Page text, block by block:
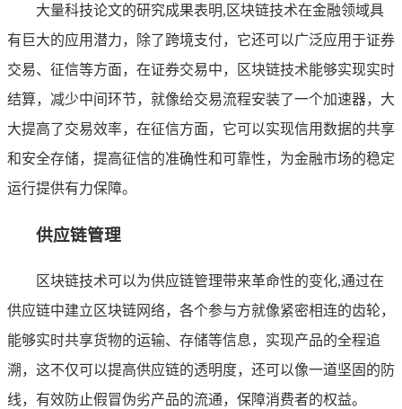
大量科技论文的研究成果表明,区块链技术在金融领域具
有巨大的应用潜力，除了跨境支付，它还可以广泛应用于证券
交易、征信等方面，在证券交易中，区块链技术能够实现实时
结算，减少中间环节，就像给交易流程安装了一个加速器，大
大提高了交易效率，在征信方面，它可以实现信用数据的共享
和安全存储，提高征信的准确性和可靠性，为金融市场的稳定
运行提供有力保障。
供应链管理
区块链技术可以为供应链管理带来革命性的变化,通过在
供应链中建立区块链网络，各个参与方就像紧密相连的齿轮，
能够实时共享货物的运输、存储等信息，实现产品的全程追
溯，这不仅可以提高供应链的透明度，还可以像一道坚固的防
线，有效防止假冒伪劣产品的流通，保障消费者的权益。